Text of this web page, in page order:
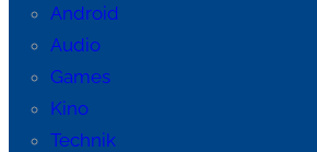
Android
Audio
Games
Kino
Technik